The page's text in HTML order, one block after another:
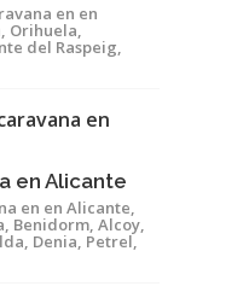
en en
Orihuela,
del Raspeig,
en Alicante
en en Alicante,
Benidorm, Alcoy,
Denia, Petrel,